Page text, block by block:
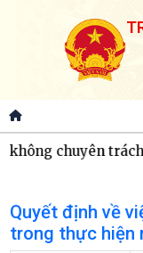
chuyên trách
Quyết định về
trong thực hiện